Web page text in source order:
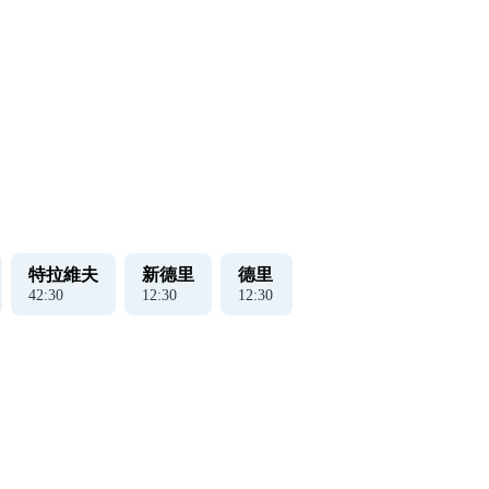
特拉維夫
42:31
新德里
12:31
德里
12:31